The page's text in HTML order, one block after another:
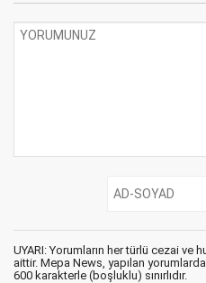
UYARI: Yorumların her türlü cezai ve
aittir. Mepa News, yapılan
600 karakterle (boşluklu) sınırlıdır.